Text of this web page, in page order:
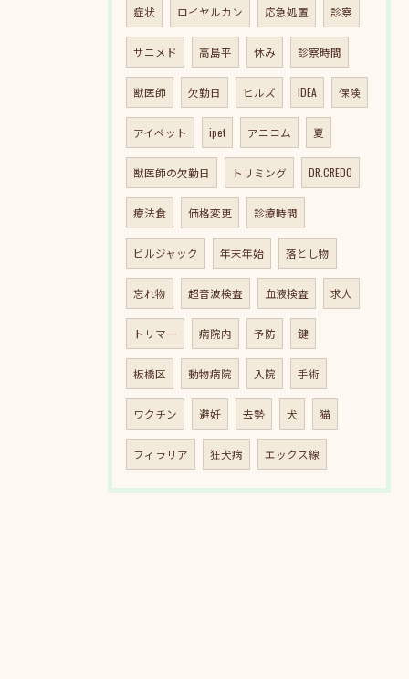
症状 ロイヤルカン 応急処置 診察
サニメド 高島平 休み 診察時間
獣医師 欠勤日 ヒルズ IDEA 保険
アイペット ipet アニコム 夏
獣医師の欠勤日 トリミング DR.CREDO
療法食 価格変更 診療時間
ビルジャック 年末年始 落とし物
忘れ物 超音波検査 血液検査 求人
トリマー 病院内 予防 鍵
板橋区 動物病院 入院 手術
ワクチン 避妊 去勢 犬 猫
フィラリア 狂犬病 エックス線